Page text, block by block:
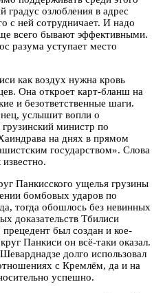
градус озлобления в адрес
с ней сотрудничает. И надо
всего бывают эффективными.
разума уступает место
как воздух нужна кровь
Она откроет карт-бланш на
и безответственные шаги.
услышит вопли о
министр по
на днях в прямом
государством». Слова
Панкисского ущелья грузины
бомбовых ударов по
тогда обошлось без невинных
доказательств Тбилиси
был создан и кое-
Панкиси он всё-таки оказал.
долго использовал
с Кремлём, да и на
успешно.